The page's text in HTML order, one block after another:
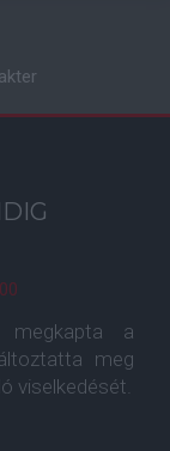
a
meg
viselkedését.